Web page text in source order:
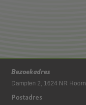
Bezoekadres
Dampten 2, 1624 NR Hoorn
Postadres